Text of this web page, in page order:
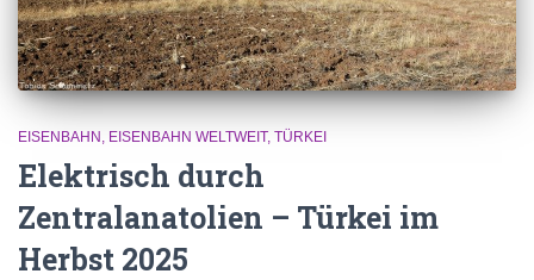
EISENBAHN EISENBAHN WELTWEIT TÜRKEI
Elektrisch durch
Zentralanatolien – Türkei im
Herbst 2025